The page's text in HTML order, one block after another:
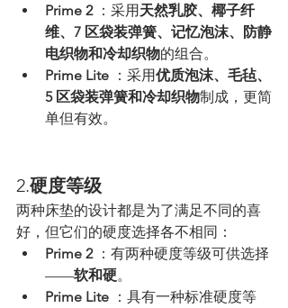
Prime 2 ：采用天然乳胶、椰子纤
维、7 区袋装弹簧、记忆泡沫、防静
电织物和冷却织物的组合。
Prime Lite ：采用优质泡沫、毛毡、
5 区袋装弹簧和冷却织物制成，更简
单但有效。
2.硬度等级
两种床垫的设计都是为了满足不同的喜
好，但它们的硬度选择各不相同：
Prime 2 ：有两种硬度等级可供选择
——软和硬。
Prime Lite ：具有一种标准硬度等